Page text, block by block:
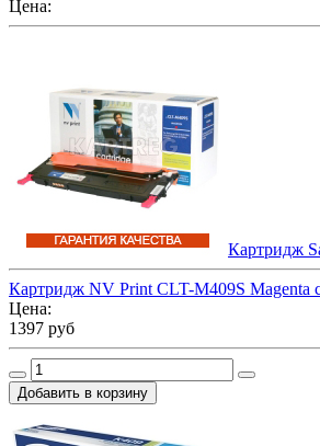
Цена:
Картридж
Картридж NV Print CLT-M409S Magenta
Цена:
1397 руб